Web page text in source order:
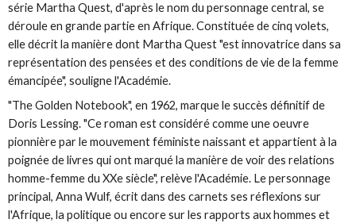
série Martha Quest, d'après le nom du personnage central, se
déroule en grande partie en Afrique. Constituée de cinq volets,
elle décrit la manière dont Martha Quest "est innovatrice dans sa
représentation des pensées et des conditions de vie de la femme
émancipée", souligne l'Académie.
"The Golden Notebook", en 1962, marque le succès définitif de
Doris Lessing. "Ce roman est considéré comme une oeuvre
pionnière par le mouvement féministe naissant et appartient à la
poignée de livres qui ont marqué la manière de voir des relations
homme-femme du XXe siècle", relève l'Académie. Le personnage
principal, Anna Wulf, écrit dans des carnets ses réflexions sur
l'Afrique, la politique ou encore sur les rapports aux hommes et